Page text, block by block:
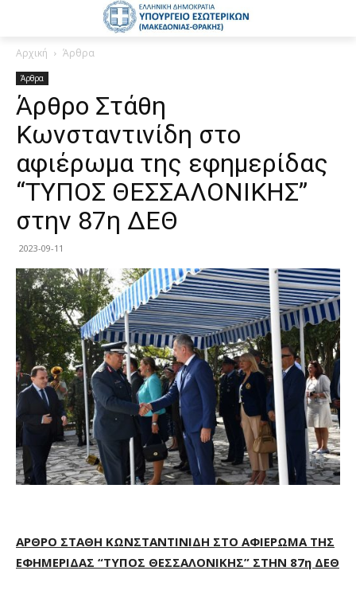
Αρχική Άρθρα
Άρθρα
Άρθρο Στάθη
Κωνσταντινίδη στο
αφιέρωμα της εφημερίδας
“ΤΥΠΟΣ ΘΕΣΣΑΛΟΝΙΚΗΣ”
στην 87η ΔΕΘ
2023-09-11
ΑΡΘΡΟ ΣΤΑΘΗ ΚΩΝΣΤΑΝΤΙΝΙΔΗ ΣΤΟ ΑΦΙΕΡΩΜΑ ΤΗΣ
ΕΦΗΜΕΡΙΔΑΣ “ΤΥΠΟΣ ΘΕΣΣΑΛΟΝΙΚΗΣ” ΣΤΗΝ 87η ΔΕΘ